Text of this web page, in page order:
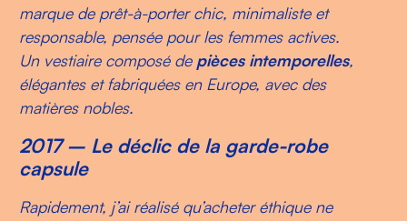
marque de prêt-à-porter chic, minimaliste et
responsable, pensée pour les femmes actives.
Un vestiaire composé de pièces intemporelles,
élégantes et fabriquées en Europe, avec des
matières nobles.
2017 – Le déclic de la garde-robe
capsule
Rapidement, j’ai réalisé qu’acheter éthique ne